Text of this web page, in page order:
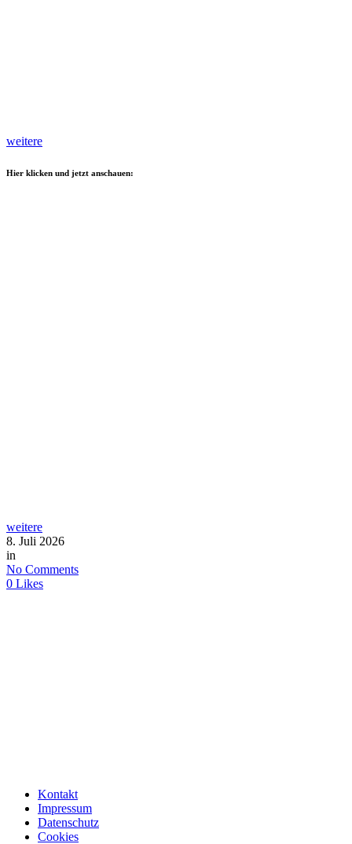
weitere
Hier klicken und jetzt anschauen:
weitere
8. Juli 2026
in
No Comments
0 Likes
Kontakt
Impressum
Datenschutz
Cookies